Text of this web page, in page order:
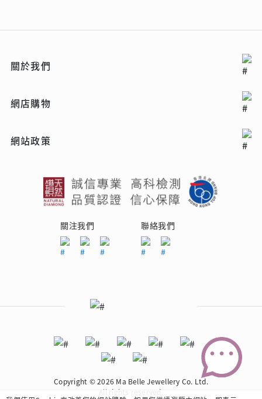
關於我們
網店購物
網站政策
關注我們 聯絡我們
Copyright © 2026 Ma Belle Jewellery Co. Ltd.
All rights reserved.